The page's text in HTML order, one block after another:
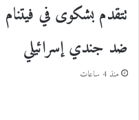
تتقدم بشكوى في فيتنام
ضد جندي إسرائيلي
منذ 4 ساعات